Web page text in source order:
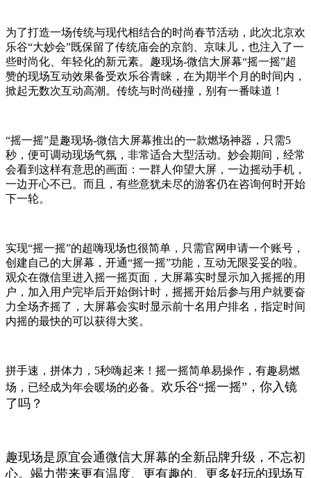
为了打造一场传统与现代相结合的时尚春节活动，此次北京欢
乐谷“大妙会”既保留了传统庙会的京韵、京味儿，也注入了一
些时尚化、年轻化的新元素。趣现场-微信大屏幕“摇一摇”超
赞的现场互动效果备受欢乐谷青睐，在为期半个月的时间内，
掀起无数次互动高潮。传统与时尚碰撞，别有一番味道！
“摇一摇”是趣现场-微信大屏幕推出的一款燃场神器，只需5
秒，便可调动现场气氛，非常适合大型活动。妙会期间，经常
会看到这样有意思的画面：一群人仰望大屏，一边摇动手机，
一边开心不已。而且，有些意犹未尽的游客仍在咨询何时开始
下一轮。
实现“摇一摇”的超嗨现场也很简单，只需官网申请一个账号，
创建自己的大屏幕，开通“摇一摇”功能，互动无限妥妥的啦。
观众在微信里进入摇一摇页面，大屏幕实时显示加入摇摇的用
户，加入用户完毕后开始倒计时，摇摇开始后参与用户就要奋
力全场齐摇了，大屏幕会实时显示前十名用户排名，指定时间
内摇的最快的可以获得大奖。
拼手速，拼体力，5秒嗨起来！摇一摇简单易操作，有趣易燃
场，已经成为年会暖场的必备。 欢乐谷“摇一摇”，你入镜
了吗？
趣现场是原宜会通微信大屏幕的全新品牌升级，不忘初
心。竭力带来更有温度、更有趣的、更多好玩的现场互